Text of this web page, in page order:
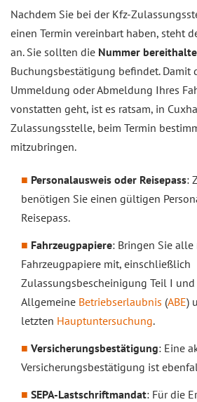
Nachdem Sie bei der Kfz-
einen Termin vereinbart haben, steht
an. Sie sollten die Nummer
Buchungsbestätigung befindet. Damit
Ummeldung oder Abmeldung Ihres
vonstatten geht, ist es ratsam, in
Zulassungsstelle, beim Termin
mitzubringen.
Personalausweis oder Reisepass:
benötigen Sie einen gültigen
Reisepass.
Fahrzeugpapiere: Bringen Sie
Fahrzeugpapiere mit, einschließlich
Zulassungsbescheinigung Teil I
Allgemeine Betriebserlaubnis (ABE)
letzten Hauptuntersuchung.
Versicherungsbestätigung: Eine
Versicherungsbestätigung ist
SEPA-Lastschriftmandat: Für die